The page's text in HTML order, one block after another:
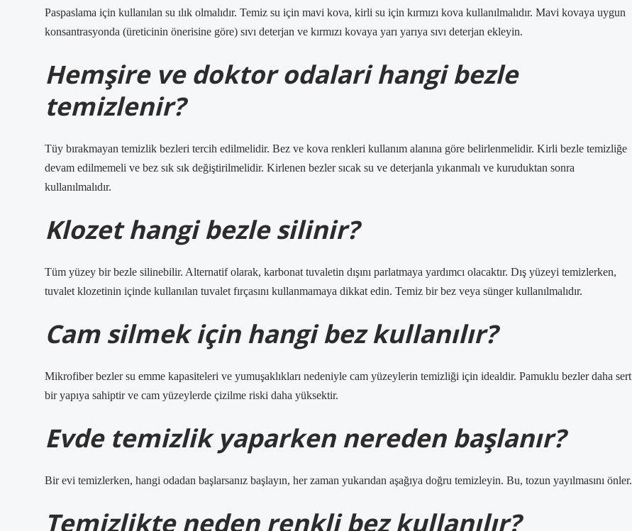
Paspaslama için kullanılan su ılık olmalıdır. Temiz su için mavi kova, kirli su için kırmızı kova kullanılmalıdır. Mavi kovaya uygun
konsantrasyonda (üreticinin önerisine göre) sıvı deterjan ve kırmızı kovaya yarı yarıya sıvı deterjan ekleyin.
Hemşire ve doktor odalari hangi bezle
temizlenir?
Tüy bırakmayan temizlik bezleri tercih edilmelidir. Bez ve kova renkleri kullanım alanına göre belirlenmelidir. Kirli bezle temizliğe
devam edilmemeli ve bez sık sık değiştirilmelidir. Kirlenen bezler sıcak su ve deterjanla yıkanmalı ve kuruduktan sonra
kullanılmalıdır.
Klozet hangi bezle silinir?
Tüm yüzey bir bezle silinebilir. Alternatif olarak, karbonat tuvaletin dışını parlatmaya yardımcı olacaktır. Dış yüzeyi temizlerken,
tuvalet klozetinin içinde kullanılan tuvalet fırçasını kullanmamaya dikkat edin. Temiz bir bez veya sünger kullanılmalıdır.
Cam silmek için hangi bez kullanılır?
Mikrofiber bezler su emme kapasiteleri ve yumuşaklıkları nedeniyle cam yüzeylerin temizliği için idealdir. Pamuklu bezler daha sert
bir yapıya sahiptir ve cam yüzeylerde çizilme riski daha yüksektir.
Evde temizlik yaparken nereden başlanır?
Bir evi temizlerken, hangi odadan başlarsanız başlayın, her zaman yukarıdan aşağıya doğru temizleyin. Bu, tozun yayılmasını önler.
Temizlikte neden renkli bez kullanılır?